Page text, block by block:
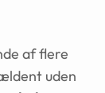
af flere
uden